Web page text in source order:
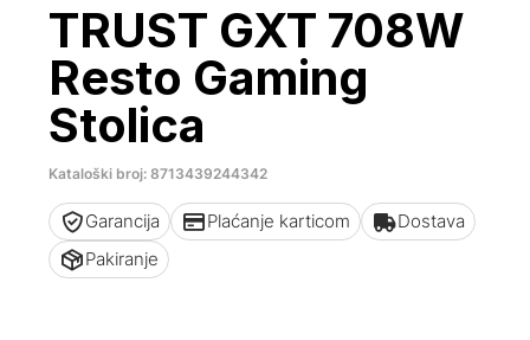
TRUST GXT 708W
Resto Gaming
Stolica
Kataloški broj: 8713439244342
Garancija Plaćanje karticom
Dostava
Pakiranje